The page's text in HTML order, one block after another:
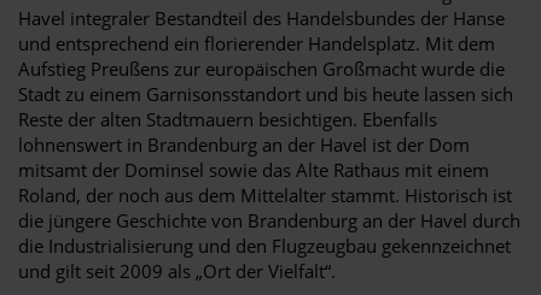
Havel integraler Bestandteil des Handelsbundes der Hanse
und entsprechend ein florierender Handelsplatz. Mit dem
Aufstieg Preußens zur europäischen Großmacht wurde die
Stadt zu einem Garnisonsstandort und bis heute lassen sich
Reste der alten Stadtmauern besichtigen. Ebenfalls
lohnenswert in Brandenburg an der Havel ist der Dom
mitsamt der Dominsel sowie das Alte Rathaus mit einem
Roland, der noch aus dem Mittelalter stammt. Historisch ist
die jüngere Geschichte von Brandenburg an der Havel durch
die Industrialisierung und den Flugzeugbau gekennzeichnet
und gilt seit 2009 als „Ort der Vielfalt“.